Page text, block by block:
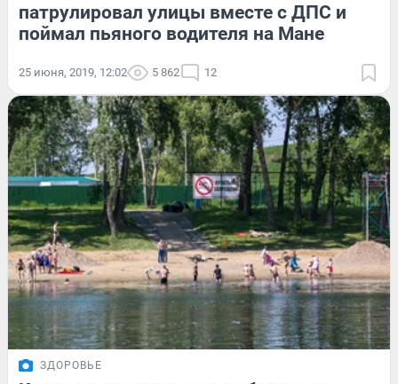
патрулировал улицы вместе с ДПС и
поймал пьяного водителя на Мане
25 июня, 2019, 12:02 5 862 12
ЗДОРОВЬЕ